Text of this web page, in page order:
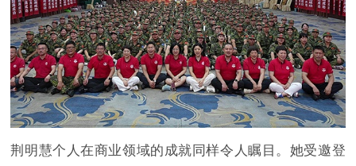
荆明慧个人在商业领域的成就同样令人瞩目。她受邀登